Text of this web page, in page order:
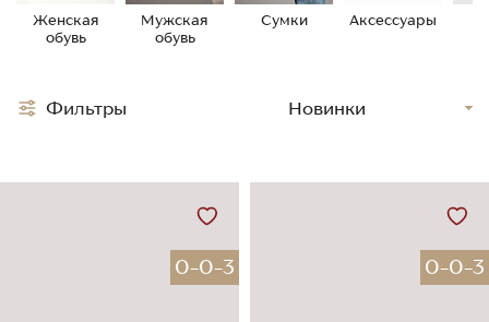
Женская
обувь
Мужская
обувь
Сумки Аксессуары
0-0-3 0-0-3
Фильтры